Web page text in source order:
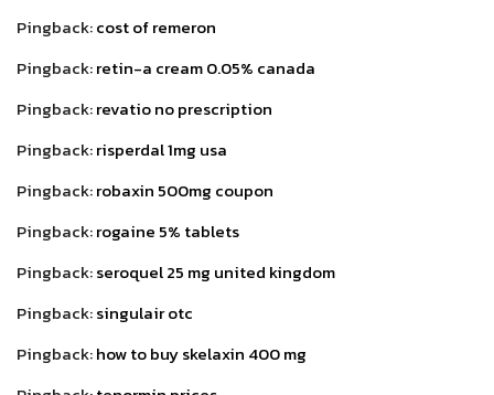
Pingback:cost of remeron
Pingback:retin-a cream 0.05% canada
Pingback:revatio no prescription
Pingback:risperdal 1mg usa
Pingback:robaxin 500mg coupon
Pingback:rogaine 5% tablets
Pingback:seroquel 25 mg united kingdom
Pingback:singulair otc
Pingback:how to buy skelaxin 400 mg